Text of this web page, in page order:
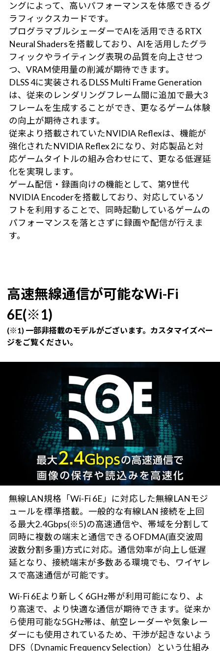
ングによって、高いパフォーマンスを体感できるグ
ラフィックスカードです。
プログラマブルシェーダーでAIを活用できるRTX
Neural Shadersを搭載しており、AIを活用したグラ
フィックやライティング表現の品質を向上させつ
つ、VRAM使用量の削減が期待できます。
DLSS 4に実装されるDLSS Multi Frame Generation
は、従来のレンダリングフレーム間に追加で最大3
フレームを生成することができ、更なるゲーム体験
の向上が期待されます。
従来より搭載されていたNVIDIA Reflexは、機能が
強化されたNVIDIA Reflex 2になり、対応製品と対
応ゲームタイトルの組み合わせにて、更なる低遅延
化を実現します。
ゲーム配信・録画向けの機能として、第9世代
NVIDIA Encoderを搭載しており、対応しているソ
フトを利用することで、同時起動しているゲームの
パフォーマンスを落とさずに録画や配信が行えま
す。
高速無線通信が可能なWi-Fi
6E(※1)
(※1) 一部非搭載のモデルがございます。カスタマイズペー
ジをご覧ください。
無線LAN規格「Wi-Fi 6E」に対応した無線LANモジ
ュールを標準搭載。一般的な有線LAN 接続を上回
る最大2.4Gbps(※5)の高速通信や、帯域を分割して
同時に複数の端末と通信できるOFDMA(直交波周
波数分割多重)方式に対応。通信効率が向上し低遅
延となり、接続端末が多数ある環境でも、ワイヤレ
スで高速通信が可能です。
Wi-Fi 6Eより新しく6GHz帯が利用可能になり、よ
り高速で、より快適な通信が期待できます。従来か
ら使用可能な5GHz帯は、航空レーダーや気象レー
ダーにも使用されているため、干渉が起きないよう
DFS（Dynamic Frequency Selection）という仕組み